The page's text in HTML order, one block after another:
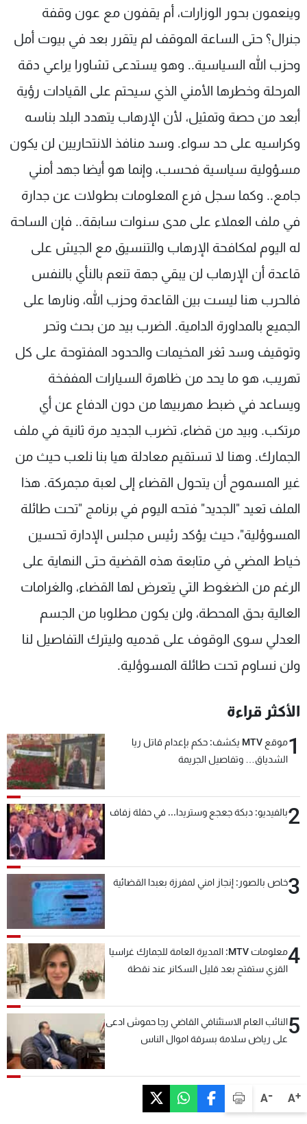
A+
A-
وينعمون بحور الوزارات، أم يقفون مع عون وقفة
جنرال؟ حتى الساعة الموقف لم يتقرر بعد في بيوت أمل
وحزب الله السياسية.. وهو يستدعى تشاورا يراعي دقة
المرحلة وخطرها الأمني الذي سيحتم على القيادات رؤية
أبعد من حصة وتمثيل، لأن الإرهاب يتهدد البلد بناسه
وكراسيه على حد سواء. وسد منافذ الانتحاريين لن يكون
مسؤولية سياسية فحسب، وإنما هو أيضا جهد أمني
جامع.. وكما سجل فرع المعلومات بطولات عن جدارة
في ملف العملاء على مدى سنوات سابقة.. فإن الساحة
له اليوم لمكافحة الإرهاب والتنسيق مع الجيش على
قاعدة أن الإرهاب لن يبقي جهة تنعم بالنأي بالنفس
فالحرب هنا ليست بين القاعدة وحزب الله، ونارها على
الجميع بالمداورة الدامية. الضرب بيد من بحث وتحر
وتوقيف وسد ثغر المخيمات والحدود المفتوحة على كل
تهريب، هو ما يحد من ظاهرة السيارات المففخة
ويساعد في ضبط مهربيها من دون الدفاع عن أي
مرتكب. وبيد من قضاء، تضرب الجديد مرة ثانية في ملف
الجمارك. وهنا لا تستقيم معادلة هيا بنا نلعب حيث من
غير المسموح أن يتحول القضاء إلى لعبة مجمركة. هذا
الملف تعيد "الجديد" فتحه اليوم في برنامج "تحت طائلة
المسوؤلية"، حيث يؤكد رئيس مجلس الإدارة تحسين
خياط المضي في متابعة هذه القضية حتى النهاية على
الرغم من الضغوط التي يتعرض لها القضاء، والغرامات
العالية بحق المحطة، ولن يكون مطلوبا من الجسم
العدلي سوى الوقوف على قدميه وليترك التفاصيل لنا
ولن نساوم تحت طائلة المسوؤلية.
الأكثر قراءة
1
موقع MTV يكشف: حكم بإعدام قاتل ريا
الشدياق… وتفاصيل الجريمة
2بالفيديو: دبكة جعجع وستريدا... في حفلة زفاف
3خاص بالصور: إنجاز امني لمفرزة بعبدا القضائية
4
معلومات MTV: المديرة العامة للجمارك غراسيا
القزي ستفتح بعد قليل السكانر عند نقطة
السعودية والدول العربية
5النائب العام الاستئنافي القاضي رجا حموش ادعى
على رياض سلامة بسرقة اموال الناس